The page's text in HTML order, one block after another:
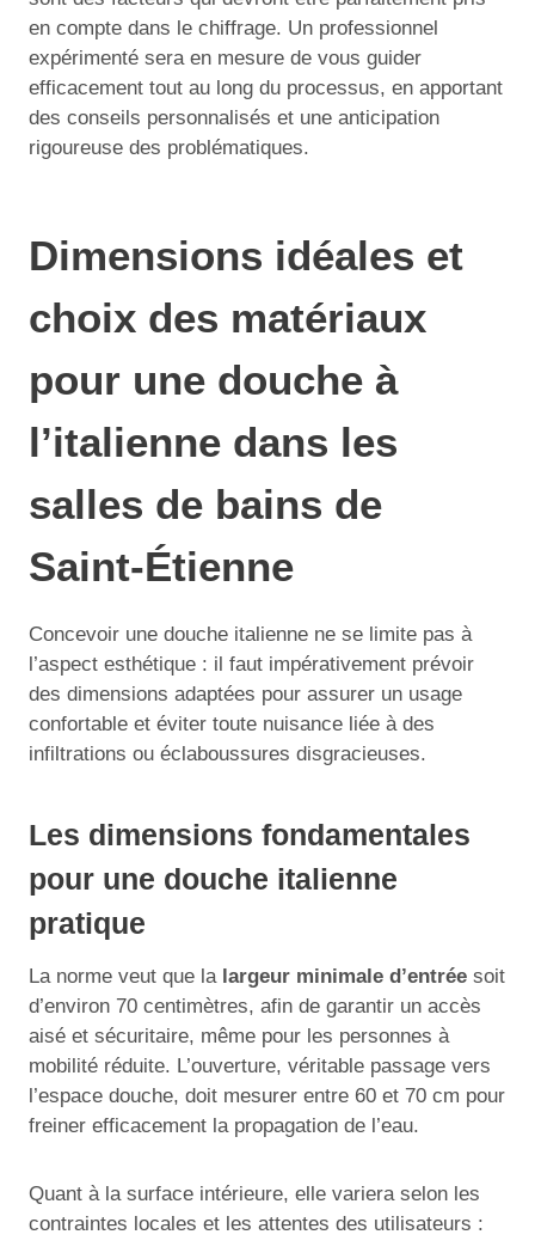
en compte dans le chiffrage. Un professionnel
expérimenté sera en mesure de vous guider
efficacement tout au long du processus, en apportant
des conseils personnalisés et une anticipation
rigoureuse des problématiques.
Dimensions idéales et
choix des matériaux
pour une douche à
l’italienne dans les
salles de bains de
Saint-Étienne
Concevoir une douche italienne ne se limite pas à
l’aspect esthétique : il faut impérativement prévoir
des dimensions adaptées pour assurer un usage
confortable et éviter toute nuisance liée à des
infiltrations ou éclaboussures disgracieuses.
Les dimensions fondamentales
pour une douche italienne
pratique
La norme veut que la largeur minimale d’entrée soit
d’environ 70 centimètres, afin de garantir un accès
aisé et sécuritaire, même pour les personnes à
mobilité réduite. L’ouverture, véritable passage vers
l’espace douche, doit mesurer entre 60 et 70 cm pour
freiner efficacement la propagation de l’eau.
Quant à la surface intérieure, elle variera selon les
contraintes locales et les attentes des utilisateurs :